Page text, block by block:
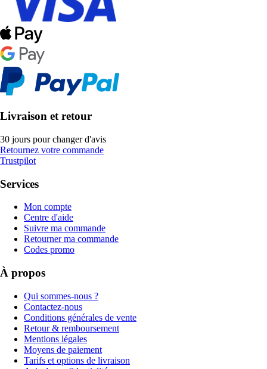
Livraison et retour
30 jours pour changer d'avis
Retournez votre commande
Trustpilot
Services
Mon compte
Centre d'aide
Suivre ma commande
Retourner ma commande
Codes promo
À propos
Qui sommes-nous ?
Contactez-nous
Conditions générales de vente
Retour & remboursement
Mentions légales
Moyens de paiement
Tarifs et options de livraison